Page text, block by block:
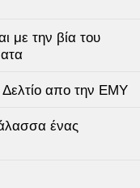
με την βία του
απο την ΕΜΥ
ένας